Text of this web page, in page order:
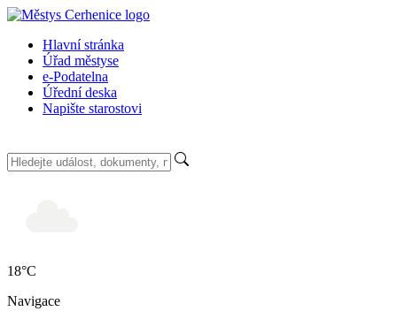
Hlavní stránka
Úřad městyse
e-Podatelna
Úřední deska
Napište starostovi
18°C
Navigace